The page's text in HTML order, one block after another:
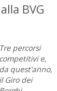
BVG
Tre percorsi
competitivi e,
da quest'anno,
il Giro dei